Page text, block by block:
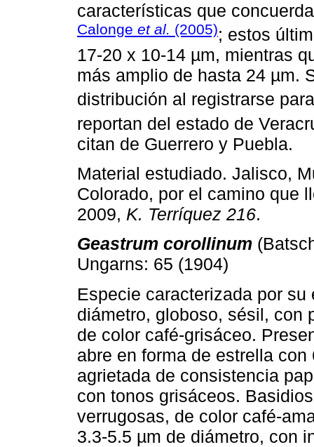
características que
Calonge et al. (2005); estos
17-20 x 10-14 µm, mientras
más amplio de hasta 24 µm.
distribución al registrarse
reportan del estado de
citan de Guerrero y Puebla.
Material estudiado. Jalisco,
Colorado, por el camino que
2009, K. Terríquez 216.
Geastrum corollinum
Ungarns: 65 (1904)
Especie caracterizada por
diámetro, globoso, sésil, con
de color café-grisáceo.
abre en forma de estrella
agrietada de consistencia
con tonos grisáceos.
verrugosas, de color café-
3.3-5.5 µm de diámetro, con